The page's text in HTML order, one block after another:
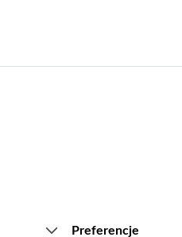
Preferencje